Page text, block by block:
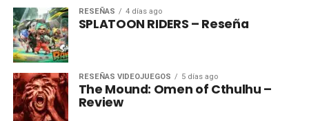
RESEÑAS 4 días ago
SPLATOON RIDERS – Reseña
RESEÑAS VIDEOJUEGOS 5 días ago
The Mound: Omen of Cthulhu –
Review